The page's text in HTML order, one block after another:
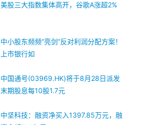
美股三大指数集体高开，谷歌A涨超2%
中小股东频频“亮剑”反对利润分配方案！
上市银行如
中国通号(03969.HK)将于8月28日派发
末期股息每10股1.7元
中坚科技：融资净买入1397.85万元，融